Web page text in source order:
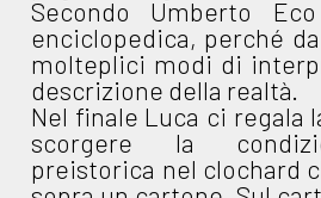
Secondo Umberto
enciclopedica, perché
molteplici modi di
descrizione della realtà.
Nel finale Luca ci regala
scorgere la
preistorica nel clochard